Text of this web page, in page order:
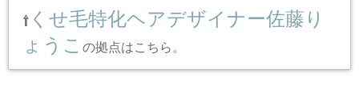
⇧ くせ毛特化ヘアデザイナー佐藤り
ょうこの拠点はこちら。